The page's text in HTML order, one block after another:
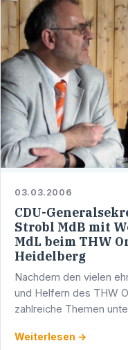
03.03.2006
CDU-
Strobl MdB mit
MdL beim THW
Heidelberg
Nachdem den vielen
und Helfern des THW
zahlreiche Themen
Der Vorsitzende der …
Weiterlesen →